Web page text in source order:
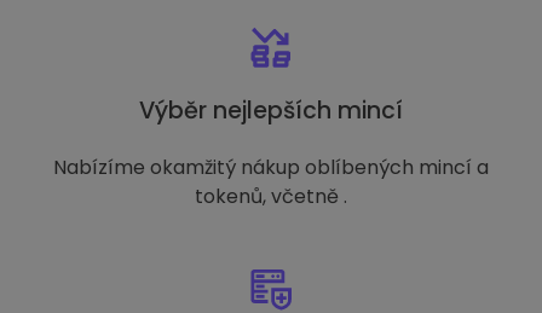
Výběr nejlepších mincí
Nabízíme okamžitý nákup oblíbených mincí a
tokenů, včetně .